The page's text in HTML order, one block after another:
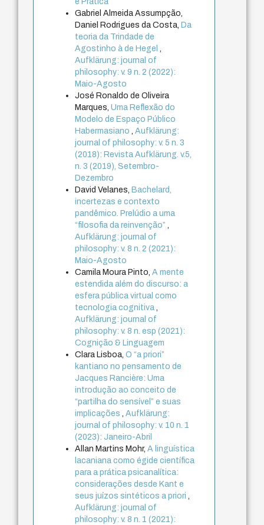
Gabriel Almeida Assumpção,
Daniel Rodrigues da Costa, Da
teoria da Trindade de
Agostinho à de Hegel,
Aufklärung: journal of
philosophy: v. 9 n. 2 (2022):
Maio-Agosto
José Ronaldo de Oliveira
Marques,Uma Reflexão do
Modelo de Espaço Público
Habermasiano,Aufklärung:
journal of philosophy: v. 5 n. 3
(2018): Revista Aufklärung. v.5,
n. 3 (2019), Setembro-
Dezembro
David Velanes, Bachelard,
incertezas e contexto
pandêmico. Prelúdio a uma
“filosofia da reinvenção”,
Aufklärung: journal of
philosophy: v. 8 n. 2 (2021):
Maio-Agosto
Camila Moura Pinto,A mente
estendida além do discurso: a
esfera pública virtual como
tecnologia cognitiva,
Aufklärung: journal of
philosophy: v. 8 n. esp (2021):
Cognição & Linguagem
Clara Lisboa,O “a priori”
kantiano no pensamento de
Jacques Rancière: Uma
introdução ao conceito de
“partilha do sensível” e suas
implicações,Aufklärung:
journal of philosophy: v. 10 n. 1
(2023): Janeiro-Abril
Allan Martins Mohr,A linguística
lacaniana como égide científica
para a prática psicanalítica:
considerações desde Kant e
seus juízos sintéticos a priori,
Aufklärung: journal of
philosophy: v. 8 n. 1 (2021):